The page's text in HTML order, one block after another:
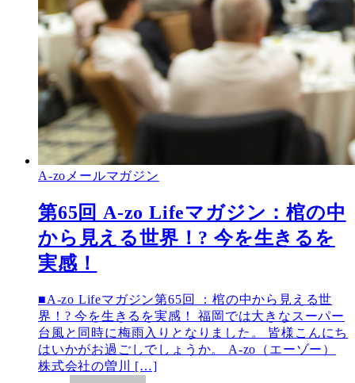
A-zoメールマガジン
第65回 A-zo Lifeマガジン：棺の中
から見える世界！? 今を生きるを
実感！
■A-zo Lifeマガジン第65回 ：棺の中から見える世
界！? 今を生きるを実感！ 福岡では大きなスーパー
台風と同時に梅雨入りとなりました。 皆様こんにち
はいかがお過ごしでしょうか。 A-zo（エーゾー）
株式会社の曽川 […]